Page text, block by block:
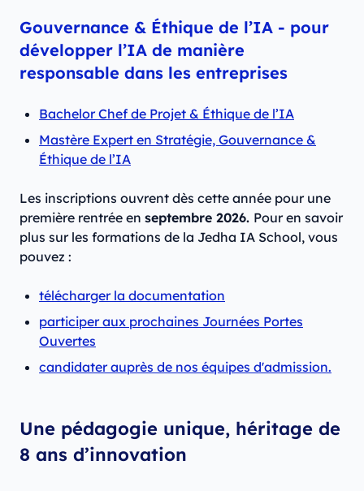
Gouvernance & Éthique de l’IA - pour
développer l’IA de manière
responsable dans les entreprises
Bachelor Chef de Projet & Éthique de l’IA
Mastère Expert en Stratégie, Gouvernance &
Éthique de l’IA
Les inscriptions ouvrent dès cette année pour une
première rentrée en septembre 2026. Pour en savoir
plus sur les formations de la Jedha IA School, vous
pouvez :
télécharger la documentation
participer aux prochaines Journées Portes
Ouvertes
candidater auprès de nos équipes d'admission.
Une pédagogie unique, héritage de
8 ans d’innovation